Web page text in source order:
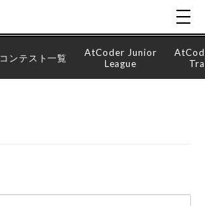
コンテスト一覧
AtCoder Junior
League